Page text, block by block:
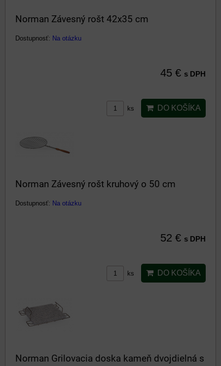
Norman Závesný rošt 42x35 cm
Dostupnosť: Na otázku
45 € s DPH
ks DO KOŠÍKA
Norman Závesný rošt kruhový o 50 cm
Dostupnosť: Na otázku
52 € s DPH
ks DO KOŠÍKA
Norman Grilovacia doska kameň dvojdielná s